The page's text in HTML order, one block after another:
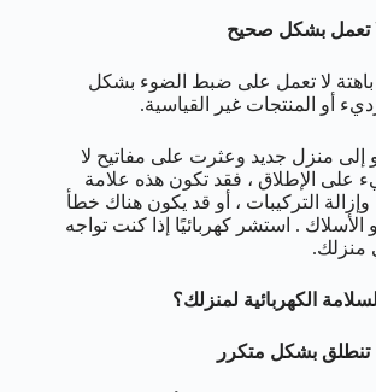
تعمل بشكل صحيح
باهتة لا تعمل على ضبط الضوء بشكل
أو المنتجات غير القياسية.
إلى منزل جديد وعثرت على مفاتيح لا
على الإطلاق ، فقد تكون هذه علامة
وإزالة التركيبات ، أو قد يكون هناك خطأ
الأسلاك . استشر كهربائيًا إذا كنت تواجه
منزلك.
الكهربائية لمنزلك؟
تنطلق بشكل متكرر